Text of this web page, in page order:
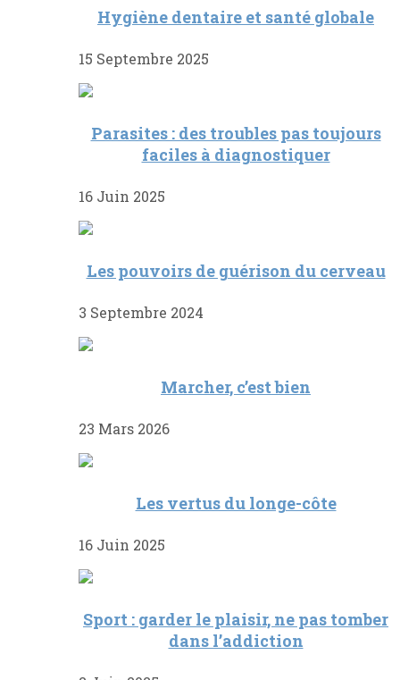
Hygiène dentaire et santé globale
15 Septembre 2025
Parasites : des troubles pas toujours
faciles à diagnostiquer
16 Juin 2025
Les pouvoirs de guérison du cerveau
3 Septembre 2024
Marcher, c’est bien
23 Mars 2026
Les vertus du longe-côte
16 Juin 2025
Sport : garder le plaisir, ne pas tomber
dans l’addiction